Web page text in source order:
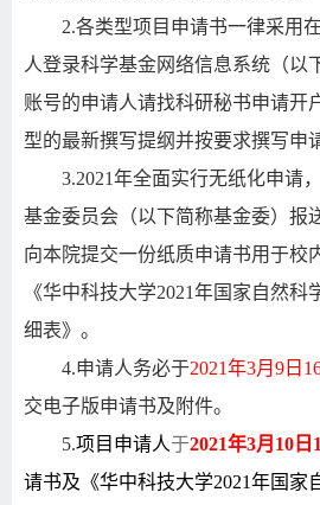
2.各类型项目申请书一律采用
人登录科学基金网络信息系统（以
账号的申请人请找科研秘书申请开
型的最新撰写提纲并按要求撰写申
3.2021年全面实行无纸化申请
基金委员会（以下简称基金委）报
向本院提交一份纸质申请书用于校
《华中科技大学2021年国家自然科
细表》。
4.申请人务必于2021年3月 9 日
交电子版申请书及附件。
5.项目申请人于2021年3月 10 日
请书及《华中科技大学2021年国家